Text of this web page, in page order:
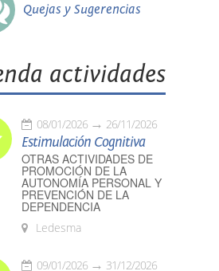
Quejas y Sugerencias
actividades
08/01/2026 26/11/2026
Estimulación Cognitiva
OTRAS ACTIVIDADES DE
PROMOCIÓN DE LA
AUTONOMÍA PERSONAL Y
PREVENCIÓN DE LA
DEPENDENCIA
Ledesma
09/01/2026 31/12/2026